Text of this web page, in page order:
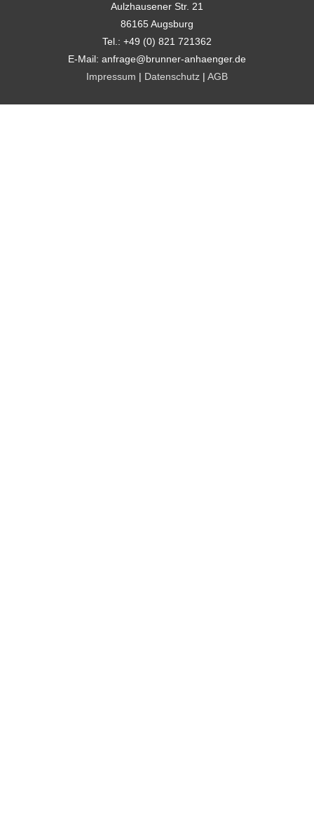
Aulzhausener Str. 21
86165 Augsburg
Tel.: +49 (0) 821 721362
E-Mail: anfrage@brunner-anhaenger.de
Impressum
Datenschutz AGB